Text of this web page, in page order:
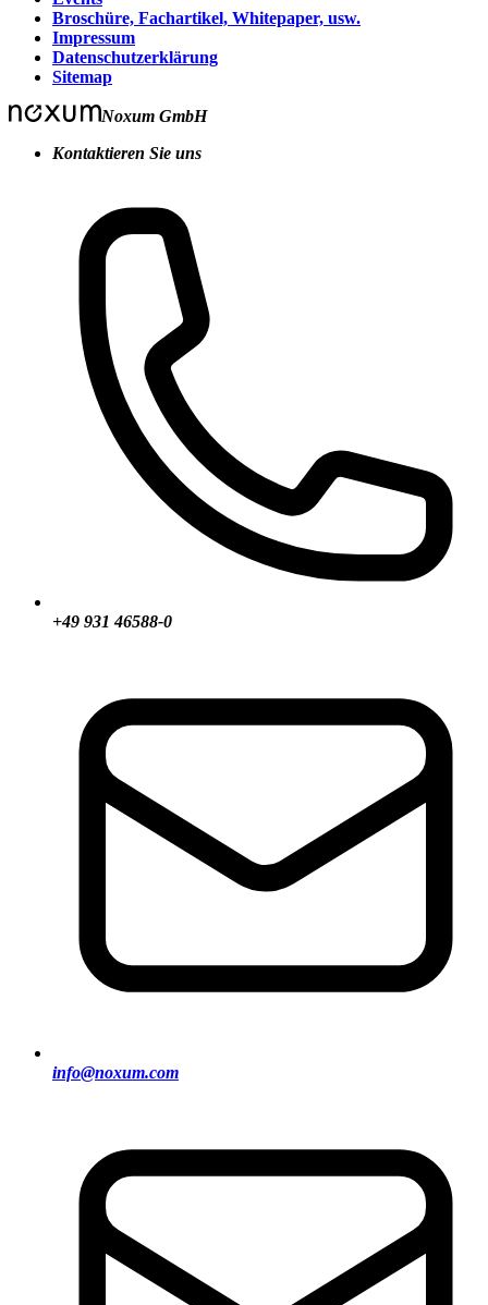
Broschüre, Fachartikel, Whitepaper, usw.
Impressum
Datenschutzerklärung
Sitemap
Noxum GmbH
Kontaktieren Sie uns
+49 931 46588-0
info@noxum.com